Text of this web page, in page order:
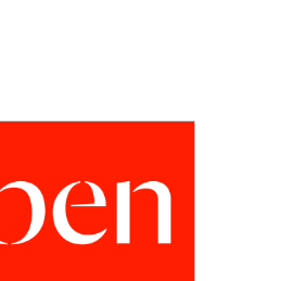
CPEN
empresarial